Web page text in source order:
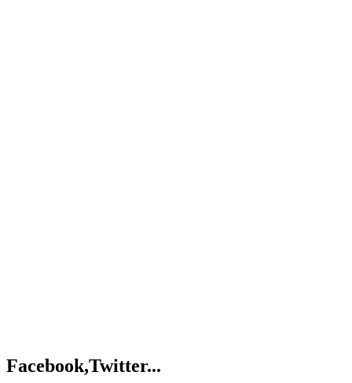
Facebook,Twitter...